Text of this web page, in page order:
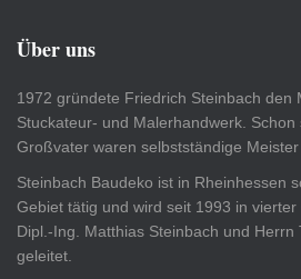
Über uns
1972 gründete Friedrich Steinbach den
Stuckateur- und Malerhandwerk.
Großvater waren selbstständige
Steinbach Baudeko ist in Rheinhessen
Gebiet tätig und wird seit 1993 in
Dipl.-Ing. Matthias Steinbach und Herrn
geleitet.